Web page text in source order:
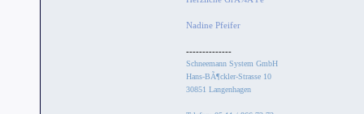
Nadine Pfeifer
--------------
Schneemann System GmbH
Hans-BÃ¶ckler-Strasse 10
30851 Langenhagen